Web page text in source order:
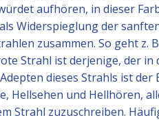
aufhören, in dieser
Widerspieglung der
zusammen. So geht z.
Strahl ist derjenige, der in
dieses Strahls ist der
Hellsehen und Hellhören,
Strahl zuzuschreiben.